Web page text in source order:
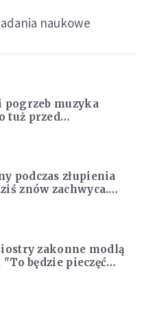
naukowe
muzyka
tuż przed
Powodem była
podczas złupienia
znów zachwyca.
arras w Castel
zakonne modlą
"To będzie pieczęć
dla naszej wiary"